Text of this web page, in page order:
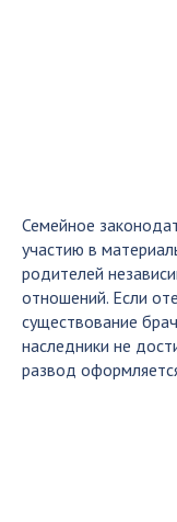
Семейное
участию в
родителей
отношений. Если
существование
наследники не
развод